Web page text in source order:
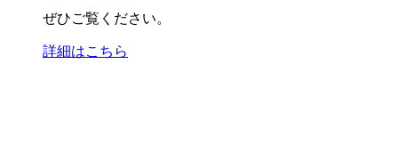
ぜひご覧ください。
詳細はこちら